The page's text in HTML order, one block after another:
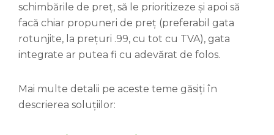
schimbările de preț, să le prioritizeze și apoi să
facă chiar propuneri de preț (preferabil gata
rotunjite, la prețuri .99, cu tot cu TVA), gata
integrate ar putea fi cu adevărat de folos.
Mai multe detalii pe aceste teme găsiți în
descrierea soluțiilor: